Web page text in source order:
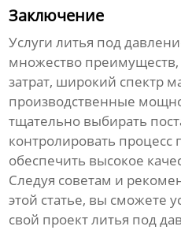
Заключение
Услуги литья под
множество
затрат, широкий спектр
производственные
тщательно выбирать
контролировать процесс
обеспечить высокое
Следуя советам и
этой статье, вы сможете
свой проектлитья под